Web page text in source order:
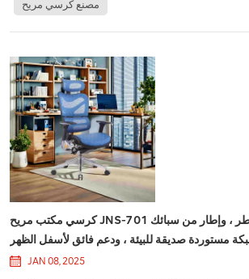
مصنع كرسي مريح
كرسي مكتب مريح JNS-701 مع تحكم من 3 أسطر ، وإطار من سبائك
مستوردة صديقة للبيئة ، ودعم فائق لأسفل الظهر
JAN 08, 2025